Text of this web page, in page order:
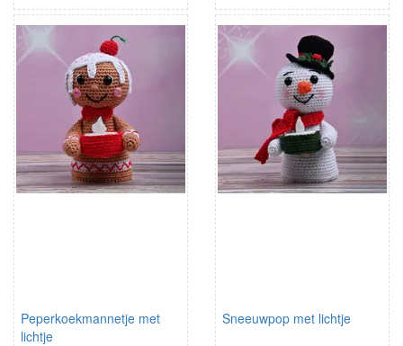
Peperkoekmannetje met
lichtje
Sneeuwpop met lichtje